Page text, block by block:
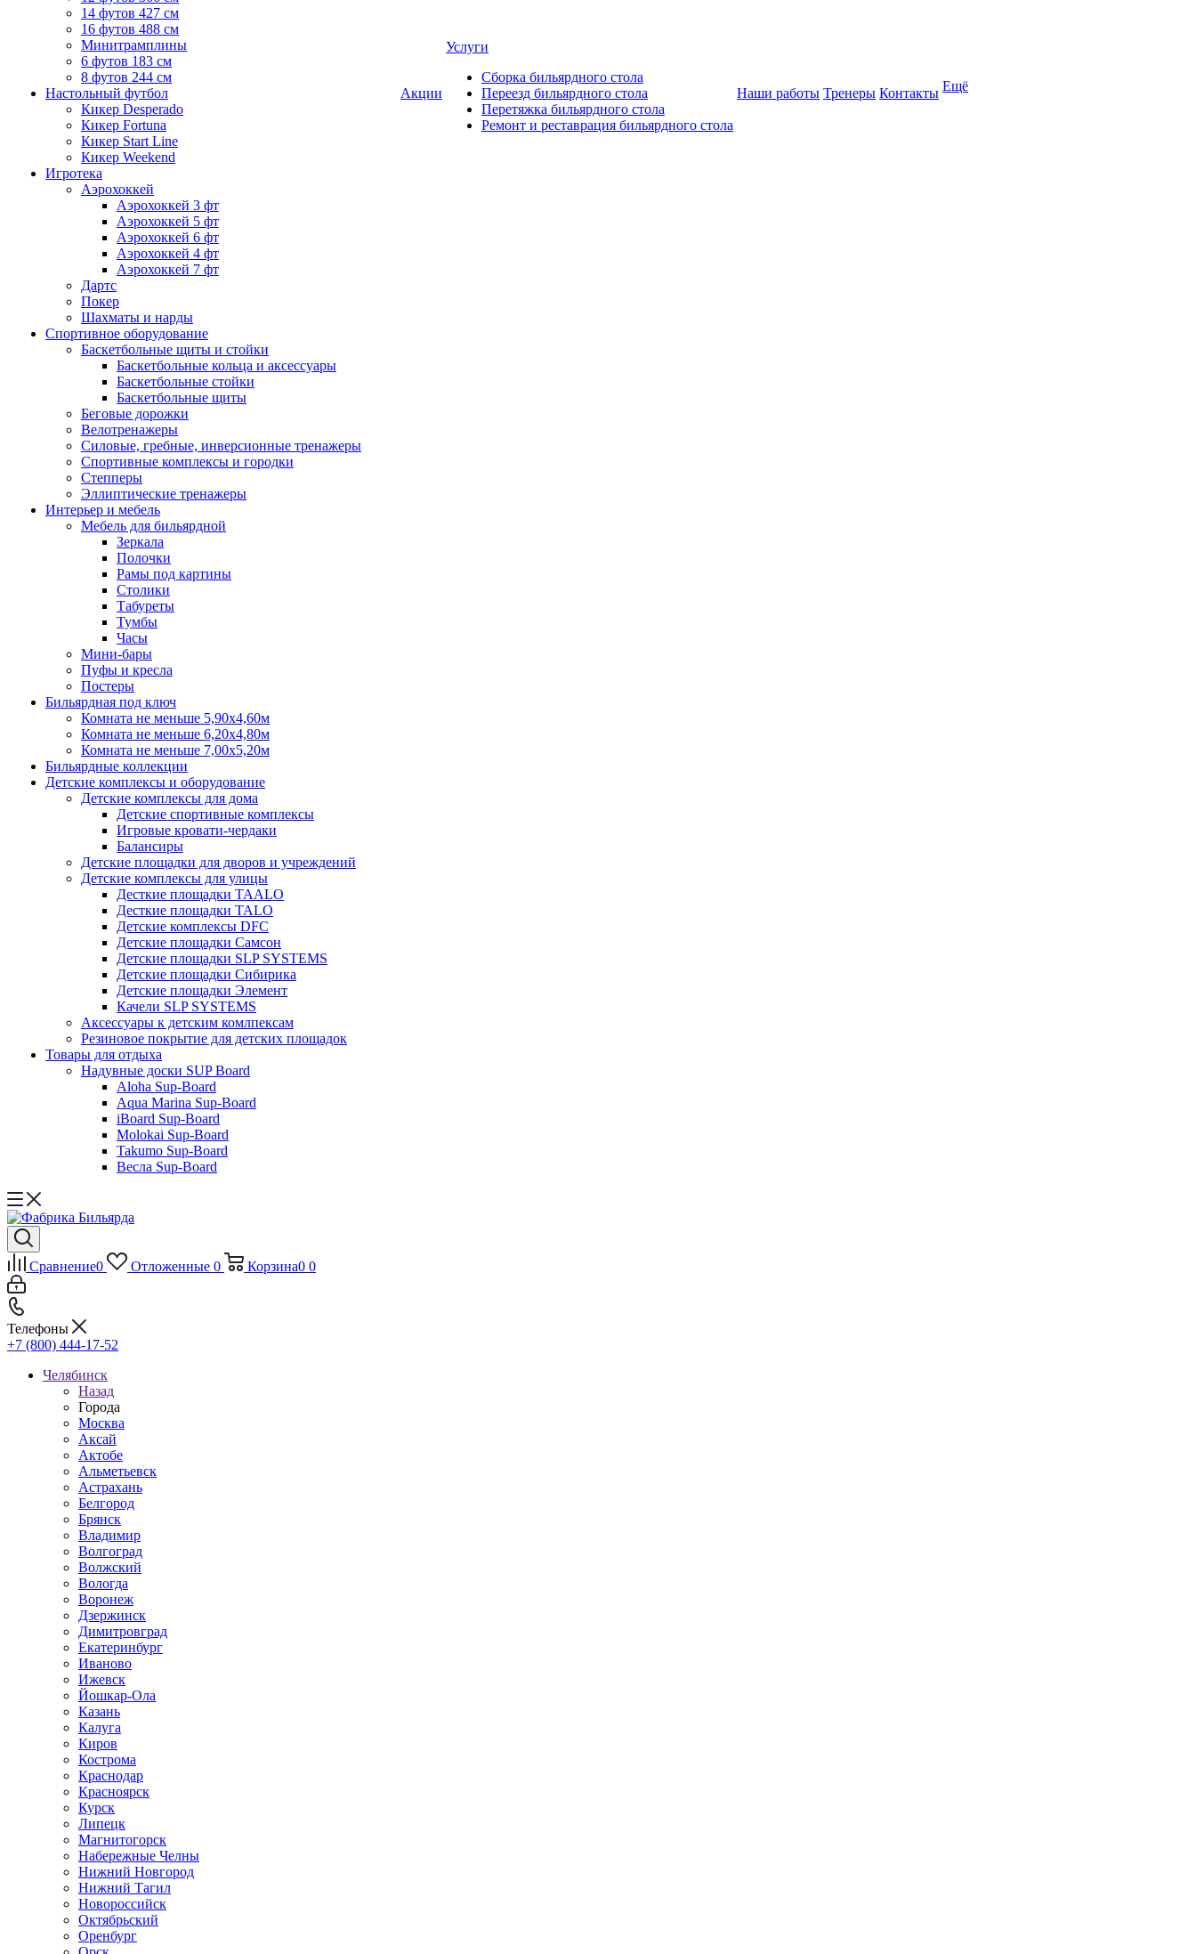
14 футов 427 см
16 футов 488 см
Минитрамплины
6 футов 183 см
8 футов 244 см
Настольный футбол
Кикер Desperado
Кикер Fortuna
Кикер Start Line
Кикер Weekend
Игротека
Аэрохоккей
Аэрохоккей 3 фт
Аэрохоккей 5 фт
Аэрохоккей 6 фт
Аэрохоккей 4 фт
Аэрохоккей 7 фт
Дартс
Покер
Шахматы и нарды
Спортивное оборудование
Баскетбольные щиты и стойки
Баскетбольные кольца и аксессуары
Баскетбольные стойки
Баскетбольные щиты
Беговые дорожки
Велотренажеры
Силовые, гребные, инверсионные тренажеры
Спортивные комплексы и городки
Степперы
Эллиптические тренажеры
Интерьер и мебель
Мебель для бильярдной
Зеркала
Полочки
Рамы под картины
Столики
Табуреты
Тумбы
Часы
Мини-бары
Пуфы и кресла
Постеры
Бильярдная под ключ
Комната не меньше 5,90х4,60м
Комната не меньше 6,20х4,80м
Комната не меньше 7,00х5,20м
Бильярдные коллекции
Детские комплексы и оборудование
Детские комплексы для дома
Детские спортивные комплексы
Игровые кровати-чердаки
Балансиры
Детские площадки для дворов и учреждений
Детские комплексы для улицы
Десткие площадки TAALO
Десткие площадки TALO
Детские комплексы DFC
Детские площадки Самсон
Детские площадки SLP SYSTEMS
Детские площадки Сибирика
Детские площадки Элемент
Качели SLP SYSTEMS
Аксессуары к детским комлпексам
Резиновое покрытие для детских площадок
Товары для отдыха
Надувные доски SUP Board
Aloha Sup-Board
Aqua Marina Sup-Board
iBoard Sup-Board
Molokai Sup-Board
Takumo Sup-Board
Весла Sup-Board
Акции
Услуги
Сборка бильярдного стола
Переезд бильярдного стола
Перетяжка бильярдного стола
Ремонт и реставрация бильярдного стола
Наши работы Тренеры Контакты Ещё
Сравнение0 Отложенные 0 Корзина0 0
Телефоны
+7 (800) 444-17-52
Челябинск
Назад
Города
Москва
Аксай
Актобе
Альметьевск
Астрахань
Белгород
Брянск
Владимир
Волгоград
Волжский
Вологда
Воронеж
Дзержинск
Димитровград
Екатеринбург
Иваново
Ижевск
Йошкар-Ола
Казань
Калуга
Киров
Кострома
Краснодар
Красноярск
Курск
Липецк
Магнитогорск
Набережные Челны
Нижний Новгород
Нижний Тагил
Новороссийск
Октябрьский
Оренбург